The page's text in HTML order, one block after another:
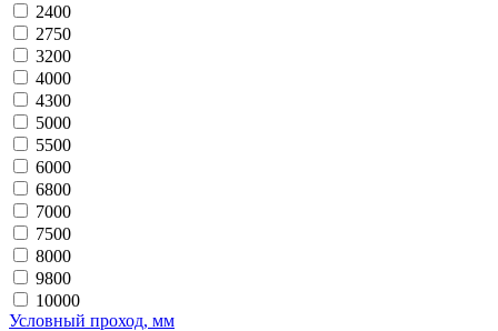
2400
2750
3200
4000
4300
5000
5500
6000
6800
7000
7500
8000
9800
10000
Условный проход, мм